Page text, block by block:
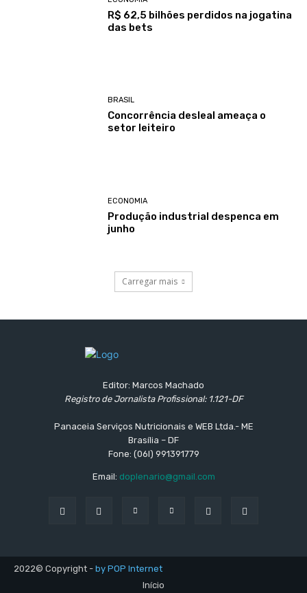
R$ 62,5 bilhões perdidos na jogatina
das bets
BRASIL
Concorrência desleal ameaça o
setor leiteiro
ECONOMIA
Produção industrial despenca em
junho
Carregar mais
Editor: Marcos Machado
Registro de Jornalista Profissional: 1.121-DF
Panaceia Serviços Nutricionais e WEB Ltda.- ME
Brasília – DF
Fone: (06l) 991391779
Email: doplenario@gmail.com
2022© Copyright - by POP Internet
Início